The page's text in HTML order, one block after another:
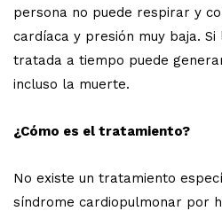
persona no puede respirar y
cardíaca y presión muy baja.
tratada a tiempo puede
incluso la muerte.
¿Cómo es el tratamiento?
No existe un tratamiento
síndrome cardiopulmonar por